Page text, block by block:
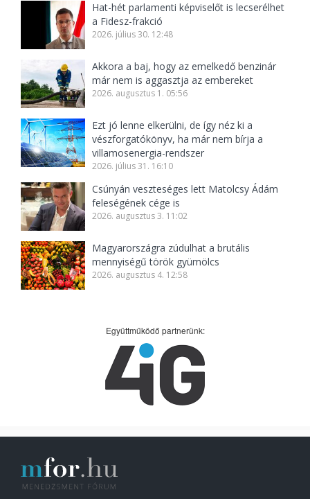
Hat-hét parlamenti képviselőt is lecserélhet
a Fidesz-frakció
2026. július 30. 12:48
Akkora a baj, hogy az emelkedő benzinár
már nem is aggasztja az embereket
2026. augusztus 1. 05:56
Ezt jó lenne elkerülni, de így néz ki a
vészforgatókönyv, ha már nem bírja a
villamosenergia-rendszer
2026. július 31. 16:10
Csúnyán veszteséges lett Matolcsy Ádám
feleségének cége is
2026. augusztus 3. 11:02
Magyarországra zúdulhat a brutális
mennyiségű török gyümölcs
2026. augusztus 4. 12:58
Együttműködő partnerünk: